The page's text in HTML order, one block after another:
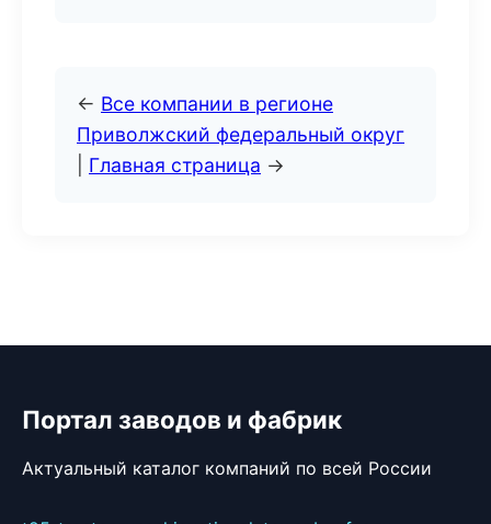
← Все компании в регионе
Приволжский федеральный округ
Главная страница →
Портал заводов и фабрик
Актуальный каталог компаний по всей России